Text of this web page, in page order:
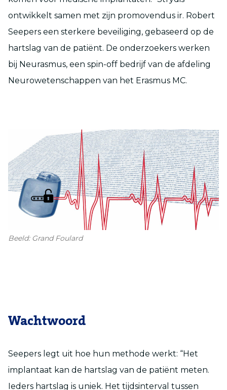
ontwikkelt samen met zijn promovendus ir. Robert
Seepers een sterkere beveiliging, gebaseerd op de
hartslag van de patiënt. De onderzoekers werken
bij Neurasmus, een spin-off bedrijf van de afdeling
Neurowetenschappen van het Erasmus MC.
Beeld: Grand Foulard
Wachtwoord
Seepers legt uit hoe hun methode werkt: “Het
implantaat kan de hartslag van de patiënt meten.
Ieders hartslag is uniek. Het tijdsinterval tussen